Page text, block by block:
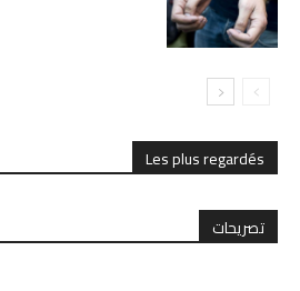
Les plus regardés
تصريحات